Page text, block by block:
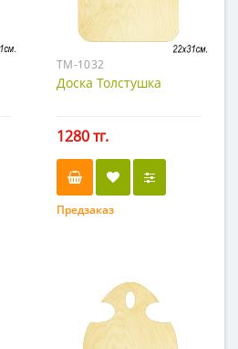
TM-1032
Доска Толстушка
1280 тг.
Предзаказ